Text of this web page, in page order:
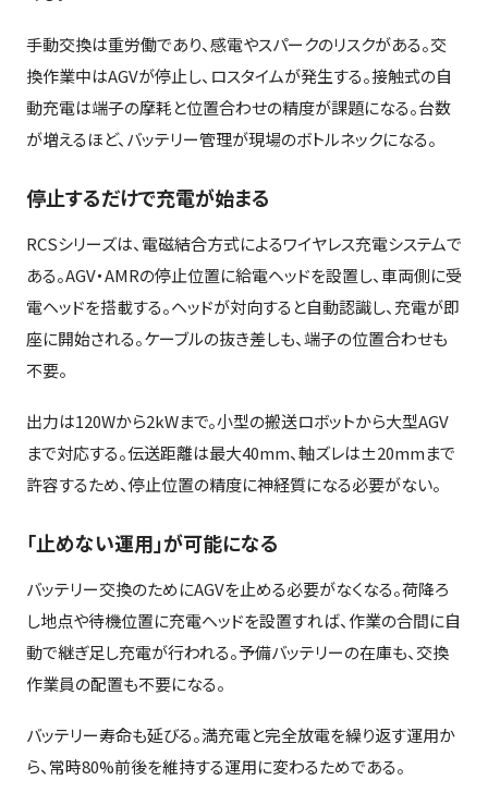
手動交換は重労働であり、感電やスパークのリスクがある。交
換作業中はAGVが停止し、ロスタイムが発生する。接触式の自
動充電は端子の摩耗と位置合わせの精度が課題になる。台数
が増えるほど、バッテリー管理が現場のボトルネックになる。
停止するだけで充電が始まる
RCSシリーズは、電磁結合方式によるワイヤレス充電システムで
ある。AGV・AMRの停止位置に給電ヘッドを設置し、車両側に受
電ヘッドを搭載する。ヘッドが対向すると自動認識し、充電が即
座に開始される。ケーブルの抜き差しも、端子の位置合わせも
不要。
出力は120Wから2kWまで。小型の搬送ロボットから大型AGV
まで対応する。伝送距離は最大40mm、軸ズレは±20mmまで
許容するため、停止位置の精度に神経質になる必要がない。
「止めない運用」が可能になる
バッテリー交換のためにAGVを止める必要がなくなる。荷降ろ
し地点や待機位置に充電ヘッドを設置すれば、作業の合間に自
動で継ぎ足し充電が行われる。予備バッテリーの在庫も、交換
作業員の配置も不要になる。
バッテリー寿命も延びる。満充電と完全放電を繰り返す運用か
ら、常時80%前後を維持する運用に変わるためである。